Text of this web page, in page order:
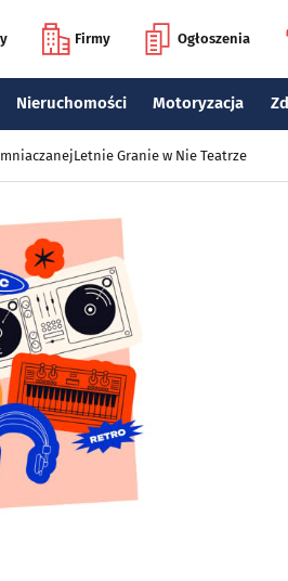
Firmy Ogłoszenia
Nieruchomości Motoryzacja
Letnie Granie w Nie Teatrze